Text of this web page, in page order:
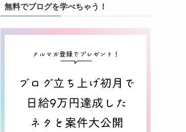
無料でブログを学べちゃう！